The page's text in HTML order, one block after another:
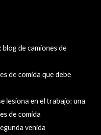
blog de camiones de
de comida que debe
lesiona en el trabajo: una
de comida
venida